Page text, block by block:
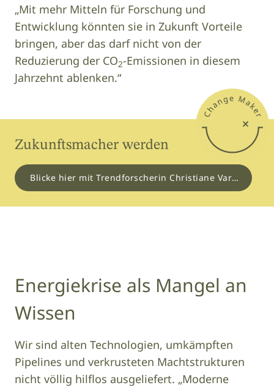
„Mit mehr Mitteln für Forschung und
Entwicklung könnten sie in Zukunft Vorteile
bringen, aber das darf nicht von der
Reduzierung der CO2-Emissionen in diesem
Jahrzehnt ablenken.“
Zukunftsmacher werden
Blicke hier mit Trendforscherin Christiane Varga in die Glaskugel!
Energiekrise als Mangel an
Wissen
Wir sind alten Technologien, umkämpften
Pipelines und verkrusteten Machtstrukturen
nicht völlig hilflos ausgeliefert. „Moderne